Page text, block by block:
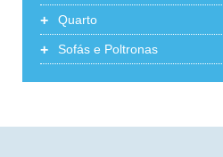
+ Quarto
+ Sofás e Poltronas